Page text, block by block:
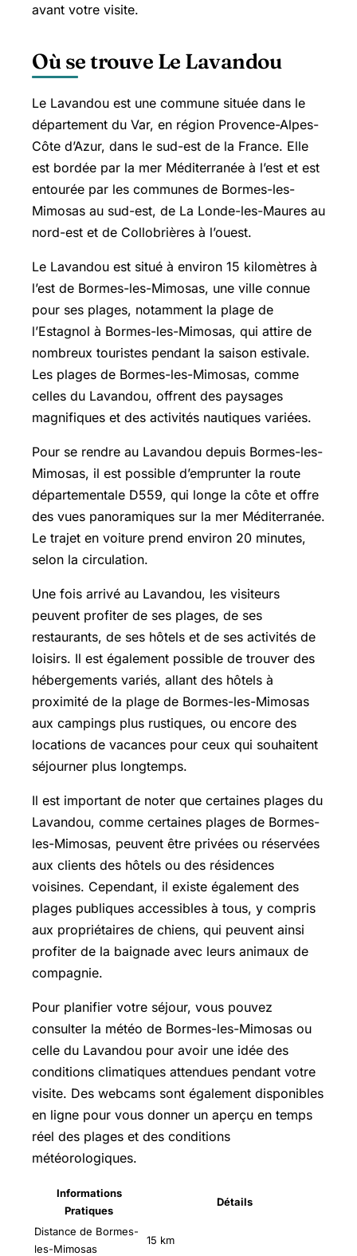
avant votre visite.
Où se trouve Le Lavandou
Le Lavandou est une commune située dans le
département du Var, en région Provence-Alpes-
Côte d’Azur, dans le sud-est de la France. Elle
est bordée par la mer Méditerranée à l’est et est
entourée par les communes de Bormes-les-
Mimosas au sud-est, de La Londe-les-Maures au
nord-est et de Collobrières à l’ouest.
Le Lavandou est situé à environ 15 kilomètres à
l’est de Bormes-les-Mimosas, une ville connue
pour ses plages, notamment la plage de
l’Estagnol à Bormes-les-Mimosas, qui attire de
nombreux touristes pendant la saison estivale.
Les plages de Bormes-les-Mimosas, comme
celles du Lavandou, offrent des paysages
magnifiques et des activités nautiques variées.
Pour se rendre au Lavandou depuis Bormes-les-
Mimosas, il est possible d’emprunter la route
départementale D559, qui longe la côte et offre
des vues panoramiques sur la mer Méditerranée.
Le trajet en voiture prend environ 20 minutes,
selon la circulation.
Une fois arrivé au Lavandou, les visiteurs
peuvent profiter de ses plages, de ses
restaurants, de ses hôtels et de ses activités de
loisirs. Il est également possible de trouver des
hébergements variés, allant des hôtels à
proximité de la plage de Bormes-les-Mimosas
aux campings plus rustiques, ou encore des
locations de vacances pour ceux qui souhaitent
séjourner plus longtemps.
Il est important de noter que certaines plages du
Lavandou, comme certaines plages de Bormes-
les-Mimosas, peuvent être privées ou réservées
aux clients des hôtels ou des résidences
voisines. Cependant, il existe également des
plages publiques accessibles à tous, y compris
aux propriétaires de chiens, qui peuvent ainsi
profiter de la baignade avec leurs animaux de
compagnie.
Pour planifier votre séjour, vous pouvez
consulter la météo de Bormes-les-Mimosas ou
celle du Lavandou pour avoir une idée des
conditions climatiques attendues pendant votre
visite. Des webcams sont également disponibles
en ligne pour vous donner un aperçu en temps
réel des plages et des conditions
météorologiques.
Informations
Pratiques
Détails
Distance de Bormes-
les-Mimosas
15 km